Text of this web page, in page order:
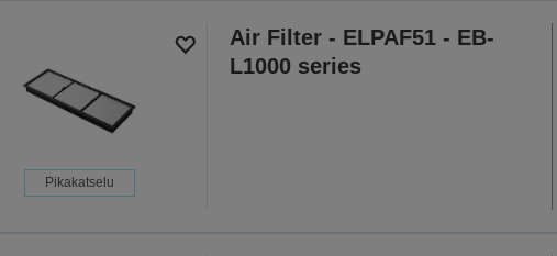
Pikakatselu
Air Filter - ELPAF51 - EB-
L1000 series